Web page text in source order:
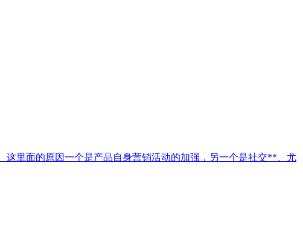
这里面的原因一个是产品自身营销活动的加强，另一个是社交**、尤